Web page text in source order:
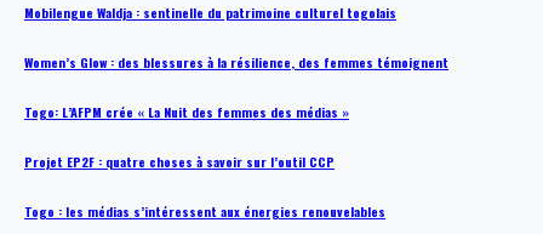
Mobilengue Waldja : sentinelle du patrimoine culturel togolais
Women’s Glow : des blessures à la résilience, des femmes témoignent
Togo: L’AFPM crée « La Nuit des femmes des médias »
Projet EP2F : quatre choses à savoir sur l’outil CCP
Togo : les médias s’intéressent aux énergies renouvelables